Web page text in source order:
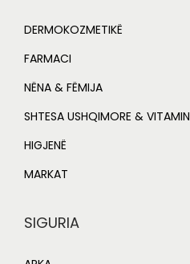
DERMOKOZMETIKË
FARMACI
NËNA & FËMIJA
SHTESA USHQIMORE &
HIGJENË
MARKAT
SIGURIA